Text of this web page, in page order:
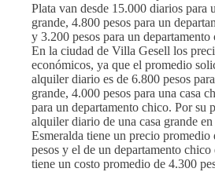
Plata van desde 15.000 diarios para
grande, 4.800 pesos para un
y 3.200 pesos para un departamento
En la ciudad de Villa Gesell los
económicos, ya que el promedio
alquiler diario es de 6.800 pesos
grande, 4.000 pesos para una casa
para un departamento chico. Por su
alquiler diario de una casa grande en
Esmeralda tiene un precio promedio
pesos y el de un departamento chico
tiene un costo promedio de 4.300